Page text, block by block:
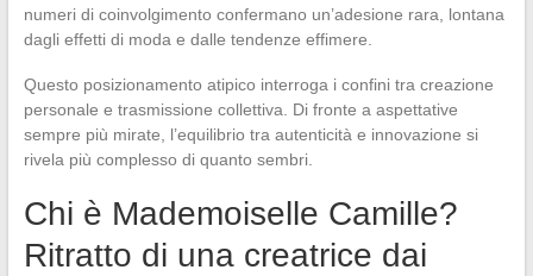
numeri di coinvolgimento confermano un’adesione rara, lontana
dagli effetti di moda e dalle tendenze effimere.
Questo posizionamento atipico interroga i confini tra creazione
personale e trasmissione collettiva. Di fronte a aspettative
sempre più mirate, l’equilibrio tra autenticità e innovazione si
rivela più complesso di quanto sembri.
Chi è Mademoiselle Camille?
Ritratto di una creatrice dai